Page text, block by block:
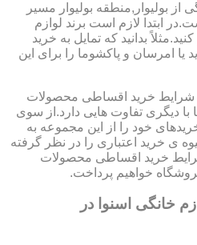
بولیوار,منطقه بولیوار مسیر
ابتدا لازم است برند لوازم
بدانید که تمایل به خرید
یا امرسان و پاکشوما را برای این
شرایط خرید اقساطی محصولات
با دیگری تفاوت هایی دارد.از سوی
خریدهای خود را از این مجموعه به
ی خرید اعتباری را در نظر گرفته
خرید اقساطی محصولات
خواهیم پرداخت.
خانگی اسنوا در